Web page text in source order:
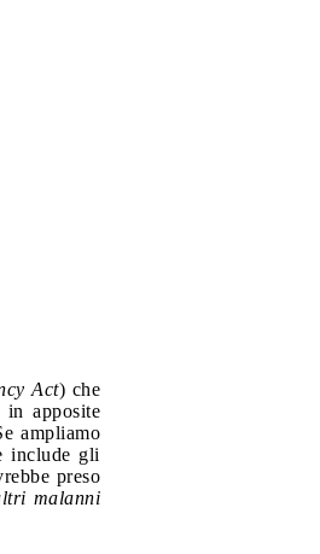
Act) che
apposite
ampliamo
include gli
preso
malanni